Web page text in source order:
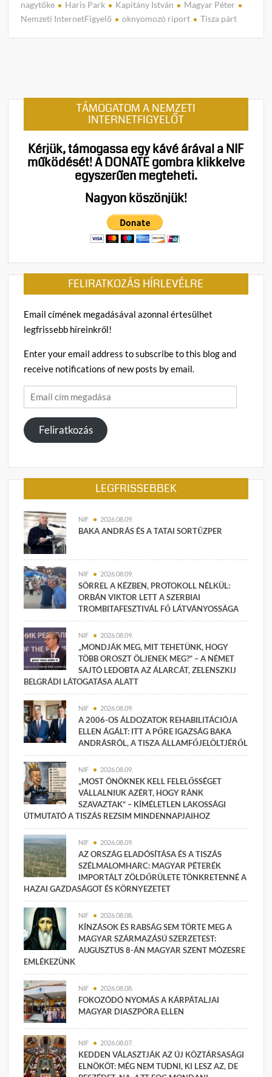
nagytőke Haris Park Kapitány István
Magyar Péter
Nemzeti InternetFigyelő
oknyomozó riport Tisza párt
TÁMOGATOM A NEMZETI
INTERNETFIGYELŐT
Kérjük, támogassa egy kávé árával a NIF
működését!A DONATE gombra klikkelve
egyszerűen megteheti.
Nagyon köszönjük!
FELIRATKOZÁS HÍRLEVÉLRE
Email címének megadásával azonnal értesülhet
legfrissebb híreinkről!
Enter your email address to subscribe to this blog and
receive notifications of new posts by email.
Email
cím
megadása
Feliratkozás
LEGFRISSEBBEK
NIF 2026.08.09.
BAKA ANDRÁS ÉS A TATAI SORTŰZPER
NIF 2026.08.09.
SÖRREL A KÉZBEN, PROTOKOLL NÉLKÜL:
ORBÁN VIKTOR LETT A SZERBIAI
TROMBITAFESZTIVÁL FŐ LÁTVÁNYOSSÁGA
NIF 2026.08.09.
„MONDJÁK MEG, MIT TEHETÜNK, HOGY
TÖBB OROSZT ÖLJENEK MEG?” – A NÉMET
SAJTÓ LEDOBTA AZ ÁLARCÁT, ZELENSZKIJ
BELGRÁDI LÁTOGATÁSA ALATT
NIF 2026.08.09.
A 2006-OS ÁLDOZATOK REHABILITÁCIÓJA
ELLEN ÁGÁLT: ITT A PŐRE IGAZSÁG BAKA
ANDRÁSRÓL, A TISZA ÁLLAMFŐJELÖLTJÉRŐL
NIF 2026.08.09.
„MOST ÖNÖKNEK KELL FELELŐSSÉGET
VÁLLALNIUK AZÉRT, HOGY RÁNK
SZAVAZTAK” – KÍMÉLETLEN LAKOSSÁGI
ÚTMUTATÓ A TISZÁS REZSIM MINDENNAPJAIHOZ
NIF 2026.08.09.
AZ ORSZÁG ELADÓSÍTÁSA ÉS A TISZÁS
SZÉLMALOMHARC: MAGYAR PÉTERÉK
IMPORTÁLT ZÖLDŐRÜLETE TÖNKRETENNÉ A
HAZAI GAZDASÁGOT ÉS KÖRNYEZETET
NIF 2026.08.08.
KÍNZÁSOK ÉS RABSÁG SEM TÖRTE MEG A
MAGYAR SZÁRMAZÁSÚ SZERZETEST:
AUGUSZTUS 8-ÁN MAGYAR SZENT MÓZESRE
EMLÉKEZÜNK
NIF 2026.08.08.
FOKOZÓDÓ NYOMÁS A KÁRPÁTALJAI
MAGYAR DIASZPÓRA ELLEN
NIF 2026.08.07.
KEDDEN VÁLASZTJÁK AZ ÚJ KÖZTÁRSASÁGI
ELNÖKÖT: MÉG NEM TUDNI, KI LESZ AZ, DE